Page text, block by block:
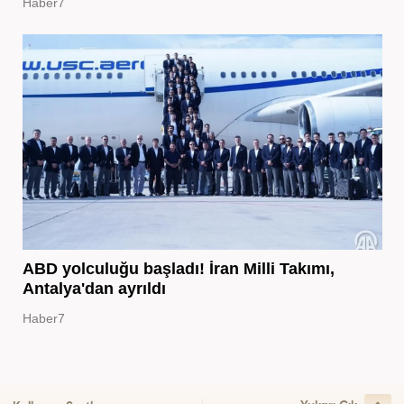
ABD yolculuğu başladı! İran Milli Takımı,
Antalya'dan ayrıldı
Haber7